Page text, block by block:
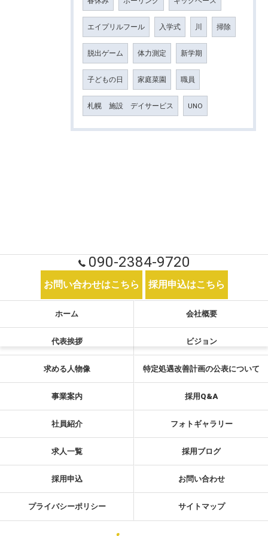
エイプリルフール 入学式 川 掃除
脱出ゲーム 体力測定 新学期
子どもの日 家庭菜園 職員
札幌 施設 デイサービス UNO
090-2384-9720
お問い合わせはこちら 採用申込はこちら
ホーム 会社概要
代表挨拶 ビジョン
求める人物像 特定処遇改善計画の公表について
事業案内 採用Q&A
社員紹介 フォトギャラリー
求人一覧 採用ブログ
採用申込 お問い合わせ
プライバシーポリシー サイトマップ